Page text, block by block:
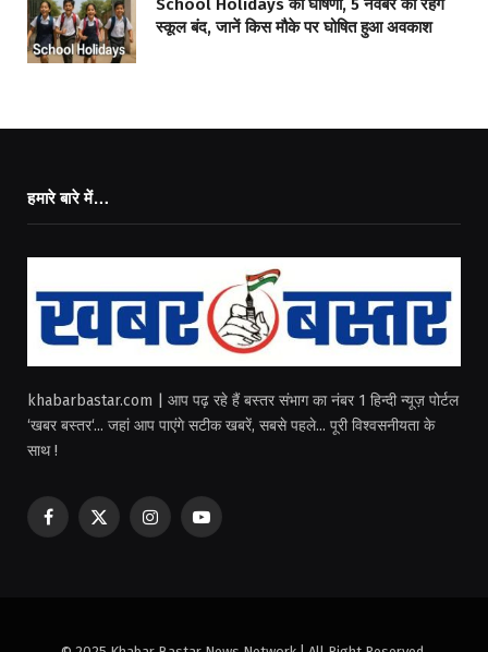
School Holidays की घोषणा, 5 नवंबर को रहेंगे
स्कूल बंद, जानें किस मौके पर घोषित हुआ अवकाश
हमारे बारे में…
khabarbastar.com | आप पढ़ रहे हैं बस्तर संभाग का नंबर 1 हिन्दी न्यूज़ पोर्टल
‘खबर बस्तर‘... जहां आप पाएंगे सटीक खबरें, सबसे पहले... पूरी विश्वसनीयता के
साथ !
Facebook
X
InstagramYouTube